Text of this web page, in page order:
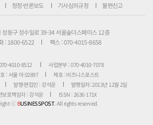
정정·반론보도 기사심의규정 불편신고
성동구 성수일로 39-34 서울숲더스페이스 12층
: 1800-6522
팩스 : 070-4015-8658
4010-8512
사업본부 : 070-4010-7078
: 서울 아 02897
제호 : 비즈니스포스트
발행·편집인 : 강석운
발행일자: 2013년 12월 2일
보호책임자 : 강석운
ISSN : 2636-171X
ⓒBUSINESSPOST. All rights reserved.